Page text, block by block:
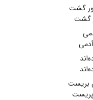
گشت
گشت
بریست